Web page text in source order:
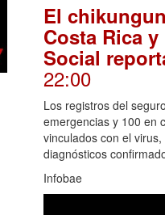
El
Costa Rica
Social
22:00
Los registros del
emergencias y 100 en
vinculados con el
diagnósticos
Infobae